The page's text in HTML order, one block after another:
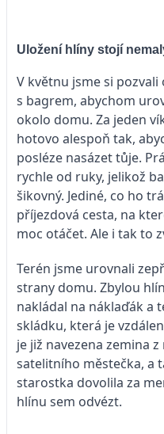
Uložení hlíny stojí
V květnu jsme si
s bagrem, abychom
okolo domu. Za jeden
hotovo alespoň tak,
posléze nasázet tůje.
rychle od ruky, jelikož
šikovný. Jediné, co ho
příjezdová cesta, na
moc otáčet. Ale i tak to
Terén jsme urovnali
strany domu. Zbylou
nakládal na náklaďák a
skládku, která je
je již navezena zemina
satelitního městečka, a
starostka dovolila za
hlínu sem odvézt.